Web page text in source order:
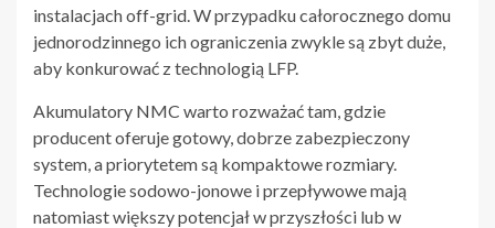
instalacjach off-grid. W przypadku całorocznego domu
jednorodzinnego ich ograniczenia zwykle są zbyt duże,
aby konkurować z technologią LFP.
Akumulatory NMC warto rozważać tam, gdzie
producent oferuje gotowy, dobrze zabezpieczony
system, a priorytetem są kompaktowe rozmiary.
Technologie sodowo-jonowe i przepływowe mają
natomiast większy potencjał w przyszłości lub w